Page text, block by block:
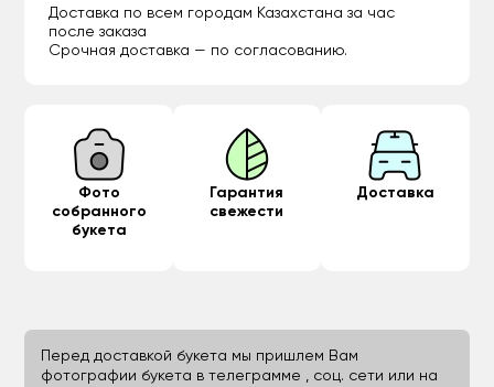
Доставка по всем городам Казахстана за час
после заказа
Срочная доставка — по согласованию.
Фото
собранного
букета
Гарантия
свежести
Доставка
Перед доставкой букета мы пришлем Вам
фотографии букета в телеграмме , соц. сети или на